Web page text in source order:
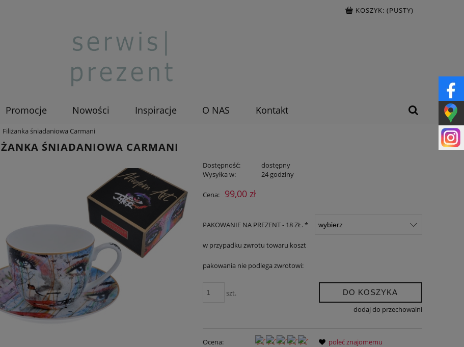
KOSZYK: (PUSTY)
Promocje Nowości Inspiracje O NAS Kontakt
Filiżanka śniadaniowa Carmani
ŚNIADANIOWA CARMANI
Dostępność:
dostępny
Wysyłka w:
24 godziny
Cena: 99,00 zł
PAKOWANIE NA PREZENT - 18 ZŁ. *
w przypadku zwrotu towaru koszt
pakowania nie podlega zwrotowi:
szt. DO KOSZYKA
dodaj do przechowalni
Ocena:
poleć znajomemu